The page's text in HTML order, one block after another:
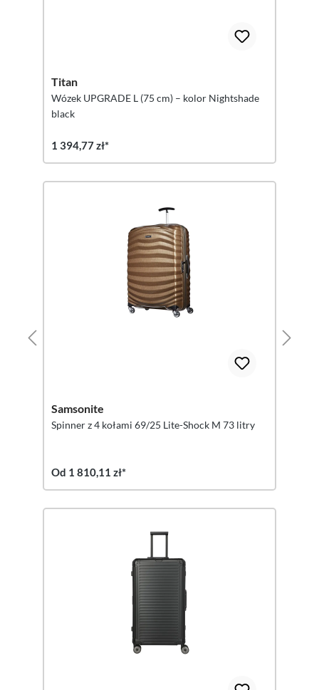
Titan
Wózek UPGRADE L (75 cm) – kolor Nightshade
black
1 394,77 zł*
Samsonite
Spinner z 4 kołami 69/25 Lite-Shock M 73 litry
Od 1 810,11 zł*